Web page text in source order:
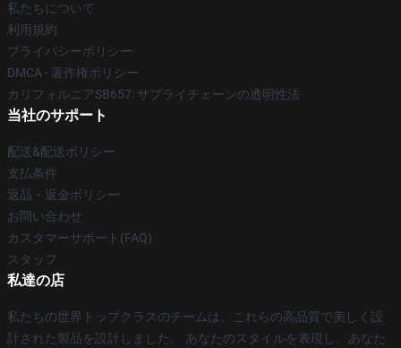
私たちについて
利用規約
プライバシーポリシー
DMCA - 著作権ポリシー
カリフォルニアSB657: サプライチェーンの透明性法
当社のサポート
配送&配送ポリシー
支払条件
返品・返金ポリシー
お問い合わせ
カスタマーサポート(FAQ)
スタッフ
私達の店
私たちの世界トップクラスのチームは、これらの高品質で美しく設
計された製品を設計しました。 あなたのスタイルを表現し、あなた